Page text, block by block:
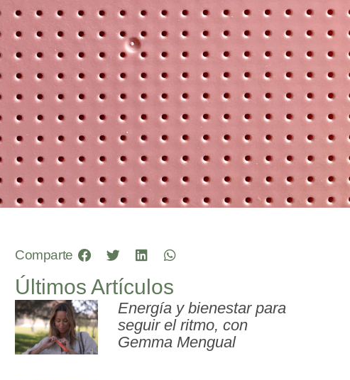
Comparte
Últimos Artículos
Energía y bienestar para
seguir el ritmo, con
Gemma Mengual